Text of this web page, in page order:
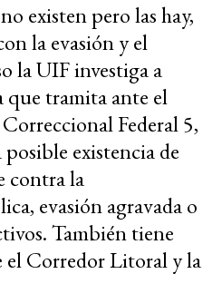
existen pero las hay,
la evasión y el
la UIF investiga a
que tramita ante el
Federal 5,
existencia de
contra la
evasión agravada o
También tiene
el Corredor Litoral y la